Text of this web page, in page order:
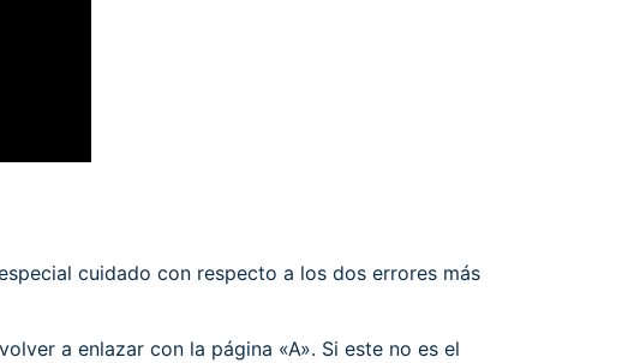
cuidado con respecto a los dos errores más
a enlazar con la página «A». Si este no es el